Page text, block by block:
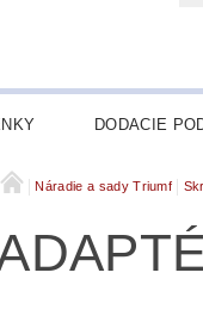
DODACIE
Náradie a sady Triumf